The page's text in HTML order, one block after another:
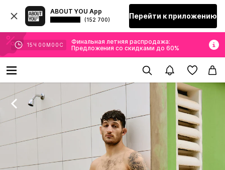
ABOUT YOU App
(152 700) Перейти к приложению
14 Ч 59 М 59 С
Финальная летняя распродажа:
Предложения со скидками до 60%